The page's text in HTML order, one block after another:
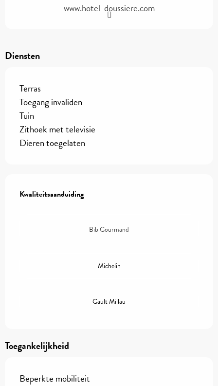
www.hotel-doussiere.com
Diensten
Terras
Toegang invaliden
Tuin
Zithoek met televisie
Dieren toegelaten
Kwaliteitsaanduiding
Kwaliteitsaanduiding
Bib Gourmand
Michelin
Gault Millau
Toegankelijkheid
Beperkte mobiliteit